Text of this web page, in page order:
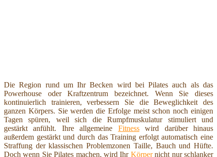
Die Region rund um Ihr Becken wird bei Pilates auch als das
Powerhouse oder Kraftzentrum bezeichnet. Wenn Sie dieses
kontinuierlich trainieren, verbessern Sie die Beweglichkeit des
ganzen Körpers. Sie werden die Erfolge meist schon noch einigen
Tagen spüren, weil sich die Rumpfmuskulatur stimuliert und
gestärkt anfühlt. Ihre allgemeine Fitnesswird darüber hinaus
außerdem gestärkt und durch das Training erfolgt automatisch eine
Straffung der klassischen Problemzonen Taille, Bauch und Hüfte.
Doch wenn Sie Pilates machen, wird Ihr Körpernicht nur schlanker